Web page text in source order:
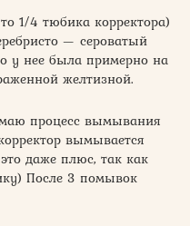
1/4 тюбика корректора)
— сероватый
у нее была примерно на
желтизной.
процесс вымывания
вымывается
даже плюс, так как
После 3 помывок